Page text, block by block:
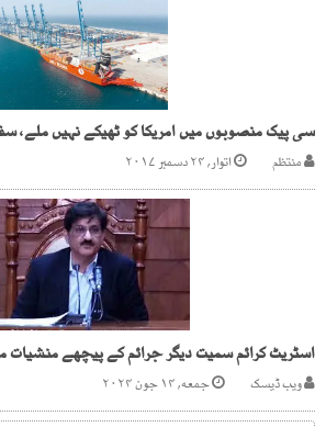
سی پیک منصوبوں میں امریکا کو ٹھیکے نہیں ملے،
منتظم اتوار, ۲۴ دسمبر ۲۰۱۷
اسٹریٹ کرائم سمیت دیگر جرائم کے پیچھے منشیات
ویب ڈیسک جمعه, ۱۴ جون ۲۰۲۴